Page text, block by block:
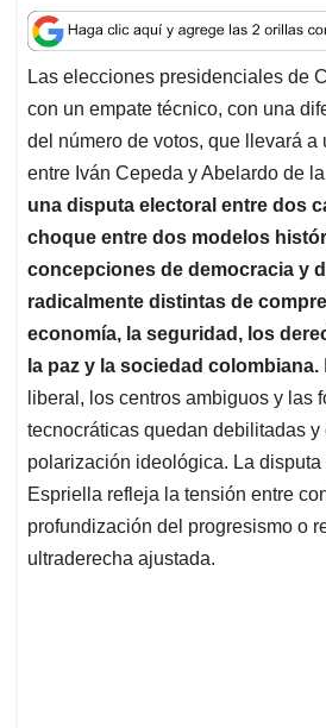
s
A
p
p
b
o
o
k
e
d
I
n
l
a
d
s
Las elecciones presidenciales de
con un empate técnico, con una
del número de votos, que llevará a
entre Iván Cepeda y Abelardo de
una disputa electoral entre dos
choque entre dos modelos
concepciones de democracia y
radicalmente distintas de
economía, la seguridad, los
la paz y la sociedad colombiana.
liberal, los centros ambiguos y las
tecnocráticas quedan debilitadas y
polarización ideológica. La
Espriella refleja la tensión entre
profundización del progresismo o
ultraderecha ajustada.